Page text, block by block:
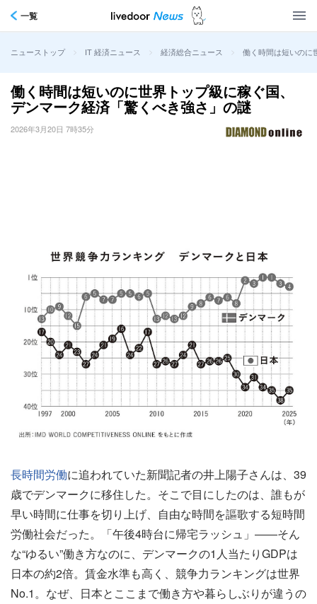
一覧
ニューストップ > IT 経済ニュース > 経済総合ニュース > 働く時間は短いのに
働く時間は短いのに世界トップ級に稼ぐ国、
デンマーク経済「驚くべき強さ」の謎
2026年3月20日 7時35分
長時間労働に追われていた新聞記者の井上陽子さんは、39
歳でデンマークに移住した。そこで目にしたのは、誰もが
早い時間に仕事を切り上げ、自由な時間を謳歌する短時間
労働社会だった。「午後4時台に帰宅ラッシュ」――そん
な“ゆるい”働き方なのに、デンマークの1人当たりGDPは
日本の約2倍。賃金水準も高く、競争力ランキングは世界
No.1。なぜ、日本とここまで働き方や暮らしぶりが違うの